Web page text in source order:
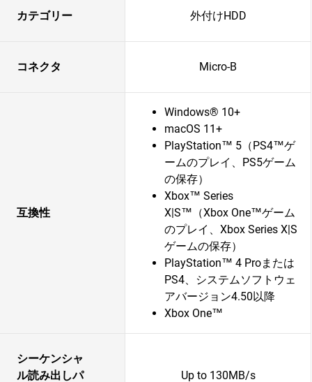
カテゴリー 外付けHDD
コネクタ Micro-B
互換性
Windows® 10+
macOS 11+
PlayStation™ 5（PS4™ゲ
ームのプレイ、PS5ゲーム
の保存）
Xbox™ Series
X|S™（Xbox One™ゲーム
のプレイ、Xbox Series X|S
ゲームの保存）
PlayStation™ 4 Proまたは
PS4、システムソフトウェ
アバージョン4.50以降
Xbox One™
シーケンシャ
ル読み出しパ
Up to 130MB/s